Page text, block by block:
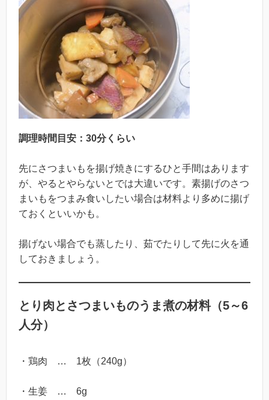
調理時間目安：30分くらい
先にさつまいもを揚げ焼きにするひと手間はあります
が、やるとやらないとでは大違いです。素揚げのさつ
まいもをつまみ食いしたい場合は材料より多めに揚げ
ておくといいかも。
揚げない場合でも蒸したり、茹でたりして先に火を通
しておきましょう。
とり肉とさつまいものうま煮の材料（5～6
人分）
・鶏肉 … 1枚（240g）
・生姜 … 6g